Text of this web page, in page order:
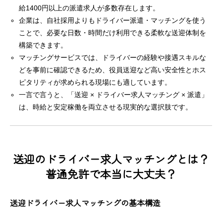
給1400円以上の派遣求人が多数存在します。
企業は、自社採用よりもドライバー派遣・マッチングを使う
ことで、必要な日数・時間だけ利用できる柔軟な送迎体制を
構築できます。
マッチングサービスでは、ドライバーの経験や接遇スキルな
どを事前に確認できるため、役員送迎など高い安全性とホス
ピタリティが求められる現場にも適しています。
一言で言うと、「送迎 × ドライバー求人マッチング × 派遣」
は、時給と安定稼働を両立させる現実的な選択肢です。
送迎のドライバー求人マッチングとは？
普通免許で本当に大丈夫？
送迎ドライバー求人マッチングの基本構造